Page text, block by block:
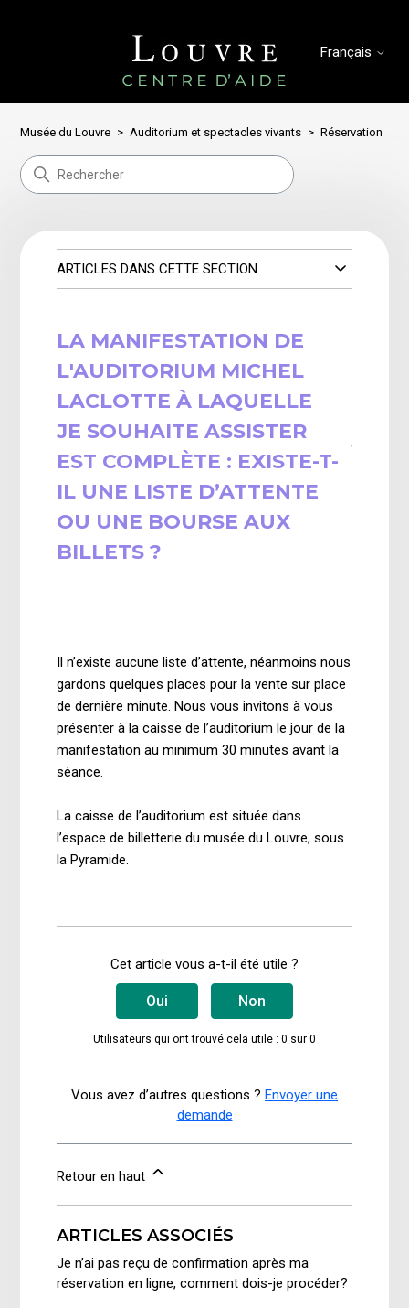
Français
Musée du Louvre Auditorium et spectacles vivants Réservation
ARTICLES DANS CETTE SECTION
LA MANIFESTATION DE
L'AUDITORIUM MICHEL
LACLOTTE À LAQUELLE
JE SOUHAITE ASSISTER
EST COMPLÈTE : EXISTE-T-
IL UNE LISTE D’ATTENTE
OU UNE BOURSE AUX
BILLETS ?
Il n’existe aucune liste d’attente, néanmoins nous
gardons quelques places pour la vente sur place
de dernière minute. Nous vous invitons à vous
présenter à la caisse de l’auditorium le jour de la
manifestation au minimum 30 minutes avant la
séance.
La caisse de l’auditorium est située dans
l’espace de billetterie du musée du Louvre, sous
la Pyramide.
Cet article vous a-t-il été utile ?
Oui Non
Utilisateurs qui ont trouvé cela utile : 0 sur 0
Vous avez d’autres questions ? Envoyer une
demande
Retour en haut
ARTICLES ASSOCIÉS
Je n’ai pas reçu de confirmation après ma
réservation en ligne, comment dois-je procéder?